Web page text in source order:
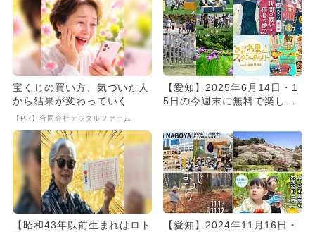
宝くじの買い方、気づいた人
から結果が変わっていく
【PR】合同会社デジタルファーム
【愛知】2025年6月14日・1
5日の今週末に無料で楽しめ
【昭和43年以前生まれはロト
【愛知】2024年11月16日・